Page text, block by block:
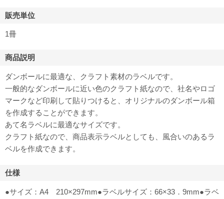
販売単位
1冊
商品説明
ダンボールに最適な、クラフト素材のラベルです。
一般的なダンボールに近い色のクラフト紙なので、社名やロゴ
マークなど印刷して貼りつけると、オリジナルのダンボール箱
を作成することができます。
あて名ラベルに最適なサイズです。
クラフト紙なので、商品表示ラベルとしても、風合いのあるラ
ベルを作成できます。
仕様
●サイズ：A4 210×297mm●ラベルサイズ：66×33．9mm●ラベ